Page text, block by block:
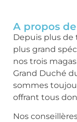
A propos
Depuis plus de
plus grand
nos trois
Grand Duché
sommes
offrant tous
Nos